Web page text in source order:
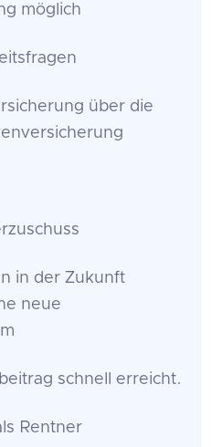
möglich
über die
in der Zukunft
neue
schnell erreicht.
Rentner